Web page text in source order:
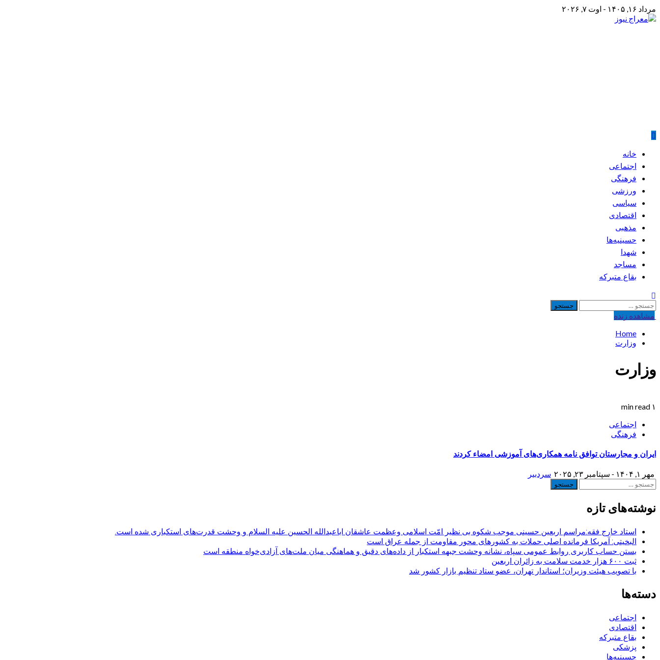
Skip
to
content
مرداد ۱۶, ۱۴۰۵ - اوت ۷, ۲۰۲۶
Primaryخانه
اجتماعی
فرهنگی
ورزشی
سیاسی
اقتصادی
مذهبی
حسینیه‌ها
شهدا
مساجد
بقاع متبرکه
جستجو
برای:
مشاهده‌ زنده
Home
وزارت
وزارت
۱ min read
اجتماعی
فرهنگی
ایران و مجارستان توافق نامه همکاری‌های آموزشی امضاء کردند
مهر ۱, ۱۴۰۴ - سپتامبر ۲۳, ۲۰۲۵
سردبیر
جستجو
نوشته‌های تازه
استاد خارج فقه:مراسم اربعین حسینی موجب شکوه بی نظیر امّت اسلامی وعظمت عاشقان اباعبدالله الحسین علیه السلام و وحشت قدرت‌های استکباری شده است.
البخیتی: آمریکا فرمانده اصلی حملات به کشورهای محور مقاومت از جمله عراق است
بستن حساب کاربری روابط عمومی سپاه، نشانه‌ وحشت جبهه استکبار از داده‌های دقیق و هماهنگی میان ملت‌های آزادی‌خواه منطقه است
ثبت ۶۰۰ هزار خدمت سلامت به زائران اربعین
با تصویب هیئت وزیران؛ استاندار تهران، عضو ستاد تنظیم بازار کشور شد
دسته‌ها
اجتماعی
اقتصادی
بقاع متبرکه
پزشکی
حسینیه‌ها